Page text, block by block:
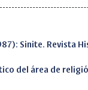
Sinite. Revista
del área de